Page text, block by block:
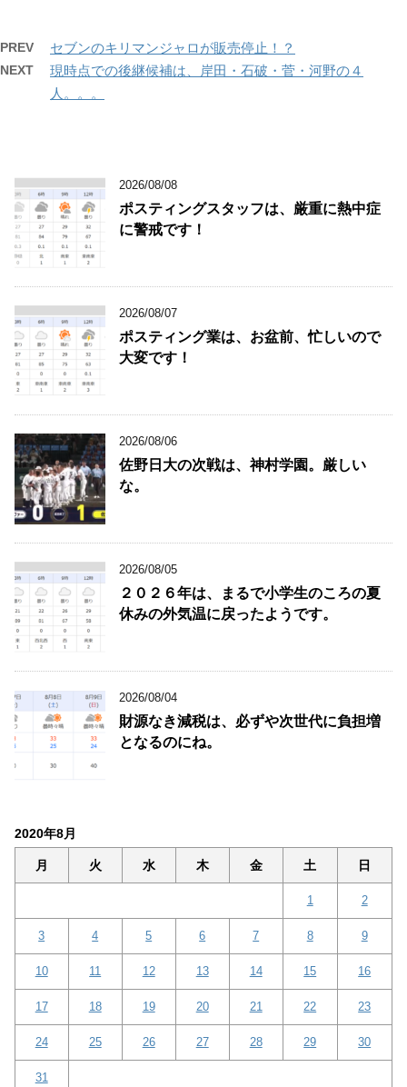
PREV セブンのキリマンジャロが販売停止！？
NEXT
現時点での後継候補は、岸田・石破・菅・河野の４
人。。。
2026/08/08
ポスティングスタッフは、厳重に熱中症
に警戒です！
2026/08/07
ポスティング業は、お盆前、忙しいので
大変です！
2026/08/06
佐野日大の次戦は、神村学園。厳しい
な。
2026/08/05
２０２６年は、まるで小学生のころの夏
休みの外気温に戻ったようです。
2026/08/04
財源なき減税は、必ずや次世代に負担増
となるのにね。
2020年8月
月 火 水 木 金 土 日
1 2
3 4 5 6 7 8 9
10 11 12 13 14 15 16
17 18 19 20 21 22 23
24 25 26 27 28 29 30
31